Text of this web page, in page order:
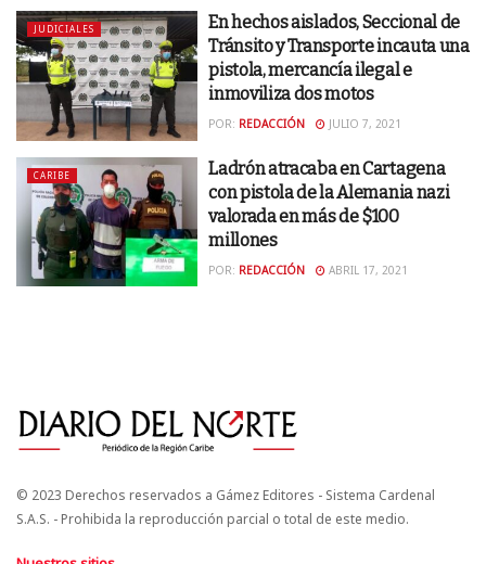
JUDICIALES
En hechos aislados, Seccional de
Tránsito y Transporte incauta una
pistola, mercancía ilegal e
inmoviliza dos motos
POR: REDACCIÓN JULIO 7, 2021
CARIBE
Ladrón atracaba en Cartagena
con pistola de la Alemania nazi
valorada en más de $100
millones
POR: REDACCIÓN ABRIL 17, 2021
© 2023 Derechos reservados a Gámez Editores - Sistema Cardenal
S.A.S. - Prohibida la reproducción parcial o total de este medio.